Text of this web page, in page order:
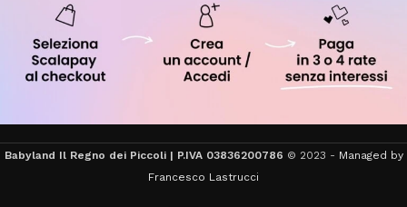
Babyland Il Regno dei Piccoli | P.IVA 03836200786 © 2023 - Managed by
Francesco Lastrucci